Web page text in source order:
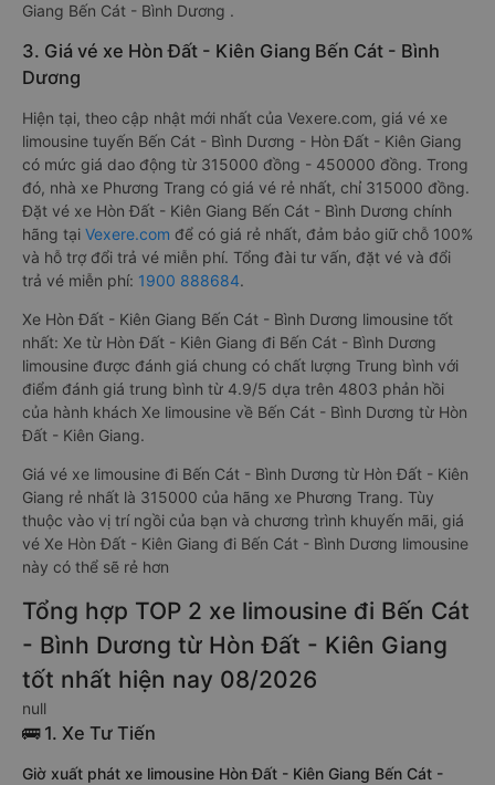
Giang Bến Cát - Bình Dương .
3. Giá vé xe Hòn Đất - Kiên Giang Bến Cát - Bình
Dương
Hiện tại, theo cập nhật mới nhất của Vexere.com, giá vé xe
limousine tuyến Bến Cát - Bình Dương - Hòn Đất - Kiên Giang
có mức giá dao động từ 315000 đồng - 450000 đồng. Trong
đó, nhà xe Phương Trang có giá vé rẻ nhất, chỉ 315000 đồng.
Đặt vé xe Hòn Đất - Kiên Giang Bến Cát - Bình Dương chính
hãng tại Vexere.com để có giá rẻ nhất, đảm bảo giữ chỗ 100%
và hỗ trợ đổi trả vé miễn phí. Tổng đài tư vấn, đặt vé và đổi
trả vé miễn phí: 1900 888684.
Xe Hòn Đất - Kiên Giang Bến Cát - Bình Dương limousine tốt
nhất: Xe từ Hòn Đất - Kiên Giang đi Bến Cát - Bình Dương
limousine được đánh giá chung có chất lượng Trung bình với
điểm đánh giá trung bình từ 4.9/5 dựa trên 4803 phản hồi
của hành khách Xe limousine về Bến Cát - Bình Dương từ Hòn
Đất - Kiên Giang.
Giá vé xe limousine đi Bến Cát - Bình Dương từ Hòn Đất - Kiên
Giang rẻ nhất là 315000 của hãng xe Phương Trang. Tùy
thuộc vào vị trí ngồi của bạn và chương trình khuyến mãi, giá
vé Xe Hòn Đất - Kiên Giang đi Bến Cát - Bình Dương limousine
này có thể sẽ rẻ hơn
Tổng hợp TOP 2 xe limousine đi Bến Cát
- Bình Dương từ Hòn Đất - Kiên Giang
tốt nhất hiện nay 08/2026
null
🚌 1. Xe Tư Tiến
Giờ xuất phát xe limousine Hòn Đất - Kiên Giang Bến Cát -